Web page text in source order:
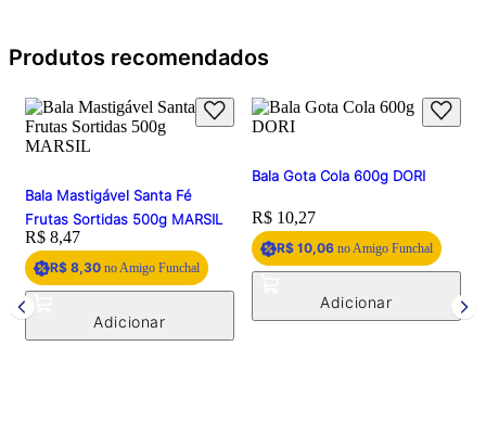
Produtos recomendados
Bala Mastigável Santa Fé
Frutas Sortidas 500g MARSIL
Price:
R$ 8,47
R$ 8,30 no Amigo Funchal
Bala Gota Cola 600g DORI
Price:
R$ 10,27
R$ 10,06 no Amigo Funchal